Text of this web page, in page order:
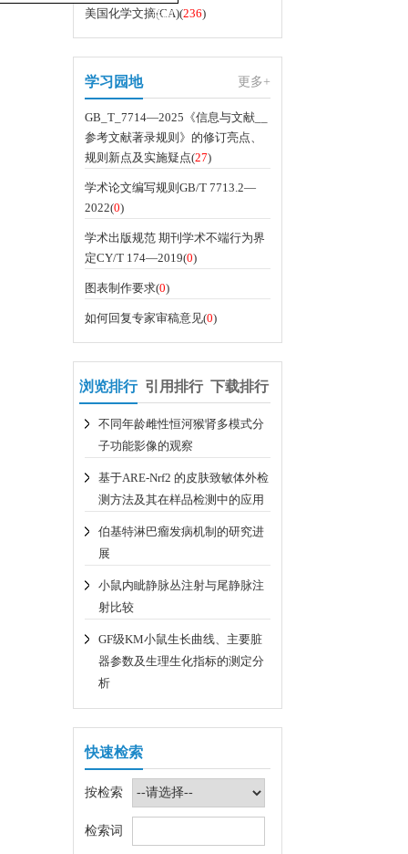
美国化学文摘(CA)(236)
学习园地 更多+
GB_T_7714—2025《信息与文献__
参考文献著录规则》的修订亮点、
规则新点及实施疑点(27)
学术论文编写规则GB/T 7713.2—
2022(0)
学术出版规范 期刊学术不端行为界
定CY/T 174—2019(0)
图表制作要求(0)
如何回复专家审稿意见(0)
浏览排行 引用排行 下载排行
不同年龄雌性恒河猴肾多模式分
子功能影像的观察
基于ARE-Nrf2 的皮肤致敏体外检
测方法及其在样品检测中的应用
伯基特淋巴瘤发病机制的研究进
展
小鼠内眦静脉丛注射与尾静脉注
射比较
GF级KM小鼠生长曲线、主要脏
器参数及生理生化指标的测定分
析
快速检索
按检索
检索词
示！请勿点击不明链接或添加个人
部所有邮箱后缀均为@cnilas.org
关闭